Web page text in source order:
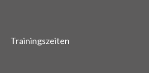
Trainingszeiten